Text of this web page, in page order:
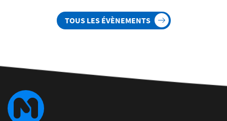
TOUS LES ÉVÈNEMENTS